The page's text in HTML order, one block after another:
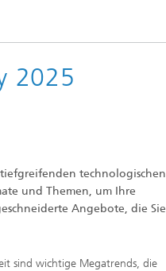
2025
technologischen
und Themen, um Ihre
Angebote, die Sie
sind wichtige Megatrends, die